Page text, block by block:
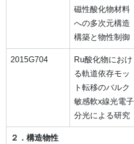
磁性酸化物材料
への多次元構造
構築と物性制御
2015G704
Ru酸化物におけ
る軌道依存モッ
ト転移のバルク
敏感軟x線光電子
分光による研究
２．構造物性